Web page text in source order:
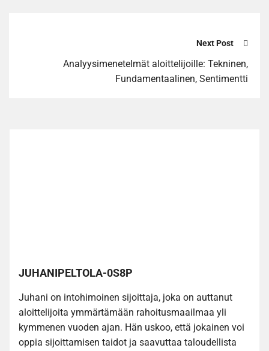
Next Post
Analyysimenetelmät aloittelijoille: Tekninen,
Fundamentaalinen, Sentimentti
JUHANIPELTOLA-0S8P
Juhani on intohimoinen sijoittaja, joka on auttanut
aloittelijoita ymmärtämään rahoitusmaailmaa yli
kymmenen vuoden ajan. Hän uskoo, että jokainen voi
oppia sijoittamisen taidot ja saavuttaa taloudellista